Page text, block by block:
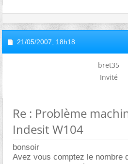
21/05/2007, 18h18
bret35
Invité
Re : Problème
Indesit W104
bonsoir
Avez vous comptez le nombre